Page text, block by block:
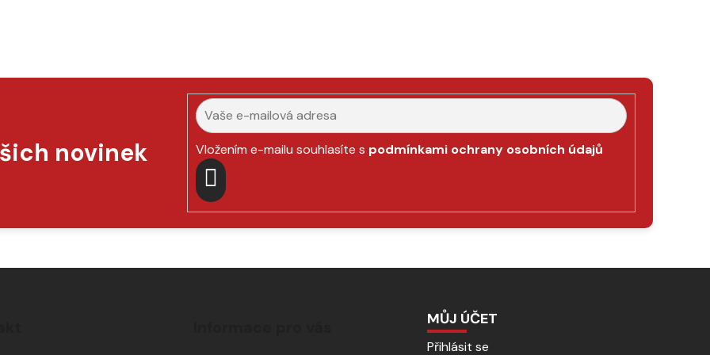
novinek Vložením e-mailu souhlasíte s podmínkami ochrany osobních údajů
PŘIHLÁSIT
SE
MŮJ ÚČET
Přihlásit se